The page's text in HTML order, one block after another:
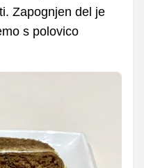
Zapognjen del je
s polovico